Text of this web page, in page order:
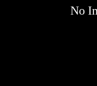
No